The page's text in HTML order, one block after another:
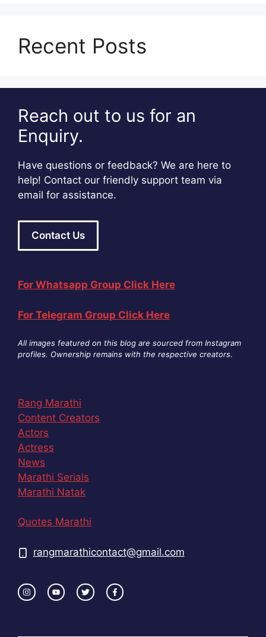
Recent Posts
Reach out to us for an
Enquiry.
Have questions or feedback? We are here to
help! Contact our friendly support team via
email for assistance.
Contact Us
For Whatsapp Group Click Here
For Telegram Group Click Here
All images featured on this blog are sourced from Instagram
profiles. Ownership remains with the respective creators.
Rang Marathi
Content Creators
Actors
Actress
News
Marathi Serials
Marathi Natak
Quotes Marathi
rangmarathicontact@gmail.com